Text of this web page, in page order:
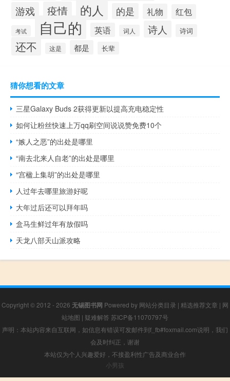
游戏 疫情 的人 的是 礼物 红包
考试 自己的 英语 词人 诗人 诗词
还不 这是 都是 长辈
猜你想看的文章
三星Galaxy Buds 2获得更新以提高充电稳定性
如何让粉丝快速上万qq刷空间说说赞免费10个
“嫉人之恶”的出处是哪里
“南去北来人自老”的出处是哪里
“宫楹上集胡”的出处是哪里
人过年去哪里旅游好呢
大年过后还可以拜年吗
盒马生鲜过年有放假吗
天龙八部天山派攻略
Copyright © 2012 - 2026 无锡图书网 Powered by 网站分类目录 | 精选推荐文章 | 网
站地图 | 疑难解答 苏ICP备11070797号
声明：本站内容来自互联网，如信息有错误可发邮件到f_fb#foxmail.com说明，我们
会及时纠正，谢谢
本站仅为个人兴趣爱好，不接盈利性广告及商业合作
小男孩